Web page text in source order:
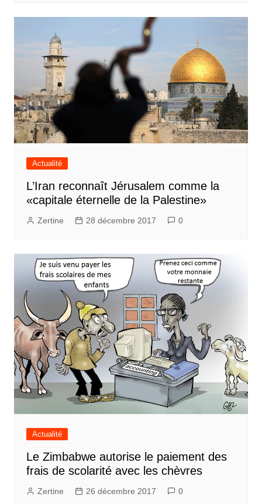
Actualité
L’Iran reconnaît Jérusalem comme la
«capitale éternelle de la Palestine»
Zertine 28 décembre 2017 0
Actualité
Le Zimbabwe autorise le paiement des
frais de scolarité avec les chèvres
Zertine 26 décembre 2017 0